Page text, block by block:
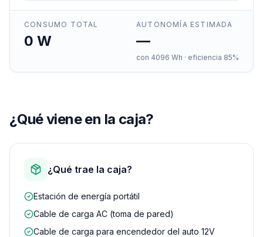
CONSUMO TOTAL
0 W
AUTONOMÍA ESTIMADA
—
con 4096 Wh · eficiencia 85%
¿Qué viene en la caja?
¿Qué trae la caja?
Estación de energía portátil
Cable de carga AC (toma de pared)
Cable de carga para encendedor del auto 12V